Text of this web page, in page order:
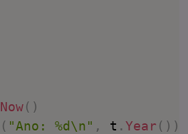
Now( )
( "Ano: %d\n" , t .Year ( ) )